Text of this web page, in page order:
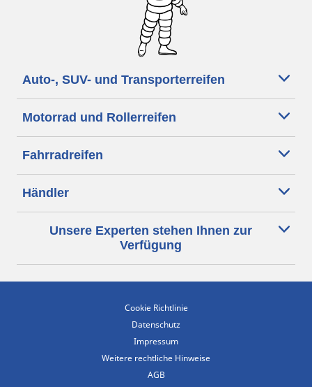
Auto-, SUV- und Transporterreifen
Motorrad und Rollerreifen
Fahrradreifen
Händler
Unsere Experten stehen Ihnen zur
Verfügung
Cookie Richtlinie
Datenschutz
Impressum
Weitere rechtliche Hinweise
AGB